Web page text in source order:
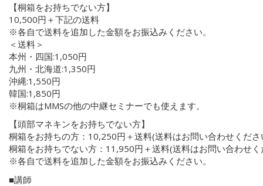
【桐箱をお持ちでない方】
10,500円＋下記の送料
※各自で送料を追加した金額をお振込みください。
＜送料＞
本州・四国:1,050円
九州・北海道:1,350円
沖縄:1,550円
韓国:1,850円
※桐箱はMMSの他の中継セミナーでも使えます。
【頭部マネキンをお持ちでない方】
桐箱をお持ちの方：10,250円＋送料(送料はお問い合わせくださ
桐箱をお持ちでない方：11,950円＋送料(送料はお問い合わせく
※各自で送料を追加した金額をお振込みください。
■講師